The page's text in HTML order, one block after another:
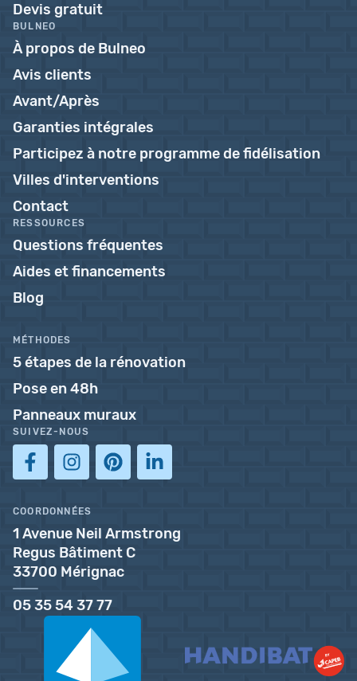
Devis gratuit
BULNEO
À propos de Bulneo
Avis clients
Avant/Après
Garanties intégrales
Participez à notre programme de fidélisation
Villes d'interventions
Contact
RESSOURCES
Questions fréquentes
Aides et financements
Blog
MÉTHODES
5 étapes de la rénovation
Pose en 48h
Panneaux muraux
SUIVEZ-NOUS
COORDONNÉES
1 Avenue Neil Armstrong
Regus Bâtiment C
33700 Mérignac
05 35 54 37 77